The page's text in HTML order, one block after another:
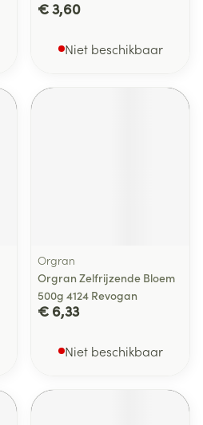
€ 3,60
Niet beschikbaar
Orgran
Orgran Zelfrijzende Bloem
500g 4124 Revogan
€ 6,33
Niet beschikbaar